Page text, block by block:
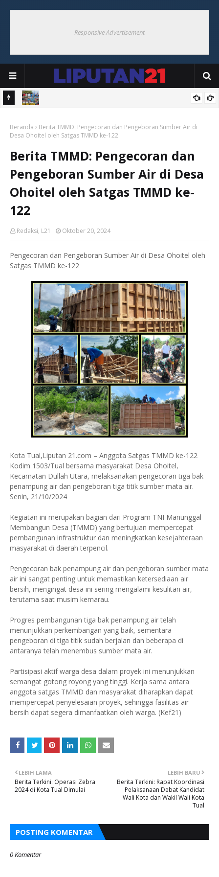
Responsive Advertisement
Weduar, Semarakkan HUT ke-81 RI
Beranda
Berita TMMD: Pengecoran dan Pengeboran Sumber Air di
Desa Ohoitel oleh Satgas TMMD ke-122
Berita TMMD: Pengecoran dan
Pengeboran Sumber Air di Desa
Ohoitel oleh Satgas TMMD ke-
122
Redaksi, L21 Oktober 20, 2024
Pengecoran dan Pengeboran Sumber Air di Desa Ohoitel oleh
Satgas TMMD ke-122
Kota Tual,Liputan 21.com – Anggota Satgas TMMD ke-122
Kodim 1503/Tual bersama masyarakat Desa Ohoitel,
Kecamatan Dullah Utara, melaksanakan pengecoran tiga bak
penampung air dan pengeboran tiga titik sumber mata air.
Senin, 21/10/2024
Kegiatan ini merupakan bagian dari Program TNI Manunggal
Membangun Desa (TMMD) yang bertujuan mempercepat
pembangunan infrastruktur dan meningkatkan kesejahteraan
masyarakat di daerah terpencil.
Pengecoran bak penampung air dan pengeboran sumber mata
air ini sangat penting untuk memastikan ketersediaan air
bersih, mengingat desa ini sering mengalami kesulitan air,
terutama saat musim kemarau.
Progres pembangunan tiga bak penampung air telah
menunjukkan perkembangan yang baik, sementara
pengeboran di tiga titik sudah berjalan dan beberapa di
antaranya telah menembus sumber mata air.
Partisipasi aktif warga desa dalam proyek ini menunjukkan
semangat gotong royong yang tinggi. Kerja sama antara
anggota satgas TMMD dan masyarakat diharapkan dapat
mempercepat penyelesaian proyek, sehingga fasilitas air
bersih dapat segera dimanfaatkan oleh warga. (Kef21)
LEBIH BARU
Berita Terkini: Rapat Koordinasi
Pelaksanaan Debat Kandidat
Wali Kota dan Wakil Wali Kota
Tual
LEBIH LAMA
Berita Terkini: Operasi Zebra
2024 di Kota Tual Dimulai
POSTING KOMENTAR
0 Komentar